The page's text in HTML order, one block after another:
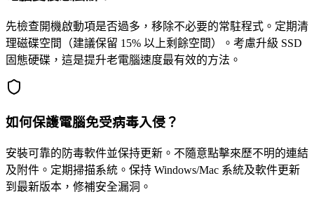
先檢查開機啟動項是否過多，移除不必要的常駐程式。定期清
理磁碟空間（建議保留 15% 以上剩餘空間）。考慮升級 SSD
固態硬碟，這是提升老電腦速度最有效的方法。
如何保護電腦免受病毒入侵？
安裝可靠的防毒軟件並保持更新。不隨意點擊來歷不明的連結
及附件。定期掃描系統。保持 Windows/Mac 系統及軟件更新
到最新版本，修補安全漏洞。